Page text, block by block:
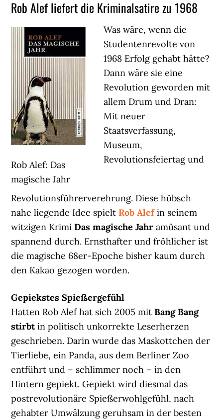
Rob Alef liefert die Kriminalsatire zu 1968
Rob Alef: Das
magische Jahr
Was wäre, wenn die
Studentenrevolte von
1968 Erfolg gehabt hätte?
Dann wäre sie eine
Revolution geworden mit
allem Drum und Dran:
Mit neuer
Staatsverfassung,
Museum,
Revolutionsfeiertag und
Revolutionsführerverehrung. Diese hübsch
nahe liegende Idee spielt Rob Alefin seinem
witzigen KrimiDas magische Jahr amüsant und
spannend durch. Ernsthafter und fröhlicher ist
die magische 68er-Epoche bisher kaum durch
den Kakao gezogen worden.
Gepiekstes Spießergefühl
Hatten Rob Alef hat sich 2005 mitBang Bang
stirbtin politisch unkorrekte Leserherzen
geschrieben. Darin wurde das Maskottchen der
Tierliebe, ein Panda, aus dem Berliner Zoo
entführt und – schlimmer noch – in den
Hintern gepiekt. Gepiekt wird diesmal das
postrevolutionäre Spießerwohlgefühl, nach
gehabter Umwälzung geruhsam in der besten